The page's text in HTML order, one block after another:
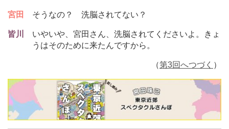
宮田 そうなの？ 洗脳されてない？
皆川 いやいや、宮田さん、洗脳されてくださいよ。きょ
うはそのために来たんですから。
（第3回へつづく ）